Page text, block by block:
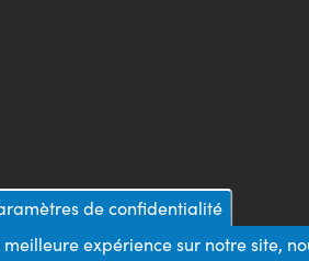
de confidentialité
expérience sur notre site,